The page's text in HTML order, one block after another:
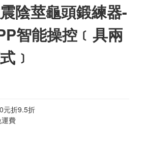
陰莖龜頭鍛練器-
智能操控﹝具兩
﹞
元折9.5折
費